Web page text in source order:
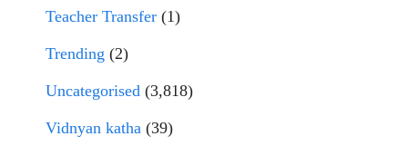
Teacher Transfer (1)
Trending (2)
Uncategorised (3,818)
Vidnyan katha (39)